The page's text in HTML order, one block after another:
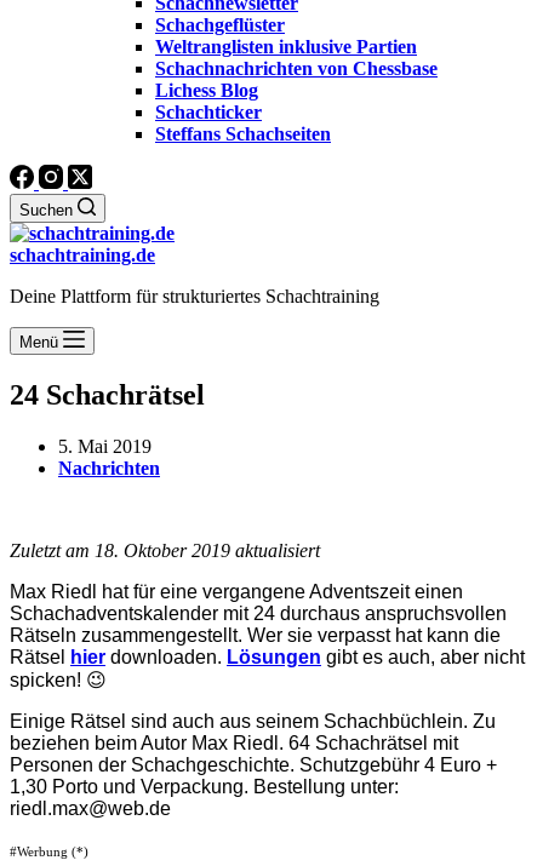
Schachgeflüster
Weltranglisten inklusive Partien
Schachnachrichten von Chessbase
Lichess Blog
Schachticker
Steffans Schachseiten
Suchen
schachtraining.de
Deine Plattform für strukturiertes Schachtraining
Menü
24 Schachrätsel
5. Mai 2019
Nachrichten
Zuletzt am 18. Oktober 2019 aktualisiert
Max Riedl hat für eine vergangene Adventszeit einen
Schachadventskalender mit 24 durchaus anspruchsvollen
Rätseln zusammengestellt. Wer sie verpasst hat kann die
Rätsel
hier downloaden. Lösungen gibt es auch, aber nicht
spicken! 😉
Einige Rätsel sind auch aus seinem Schachbüchlein. Zu
beziehen beim Autor Max Riedl. 64 Schachrätsel mit
Personen der Schachgeschichte. Schutzgebühr 4 Euro +
1,30 Porto und Verpackung. Bestellung unter:
riedl.max@web.de
#Werbung (*)